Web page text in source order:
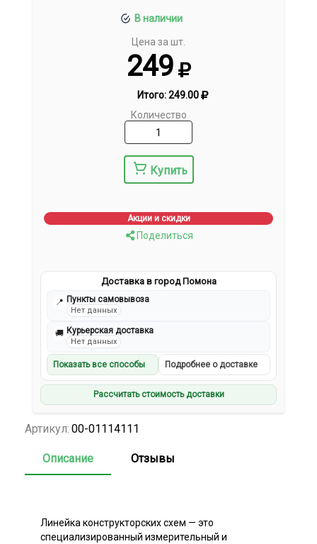
В наличии
Цена за шт.
249
Итого:249.00
Количество
Купить
Акции и скидки
Поделиться
Доставка в город Помона
📍 Пункты самовывоза
Нет данных
🚚 Курьерская доставка
Нет данных
Показать все способы Подробнее о доставке
Рассчитать стоимость доставки
Артикул: 00-01114111
Описание Отзывы
Линейка конструкторских схем — это
специализированный измерительный и